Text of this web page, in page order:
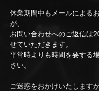
休業期間中もメールによる
が、
お問い合わせへのご返信は
せていただきます。
平常時よりも時間を要する
さい。
ご迷惑をおかけいたします